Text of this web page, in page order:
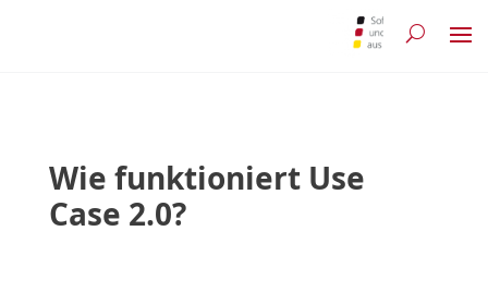
Wie funktioniert Use
Case 2.0?